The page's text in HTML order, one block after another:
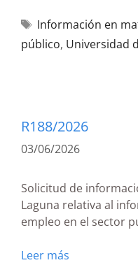
Información en
público, Universidad
R188/2026
03/06/2026
Solicitud de
Laguna relativa al
empleo en el sector
Leer más